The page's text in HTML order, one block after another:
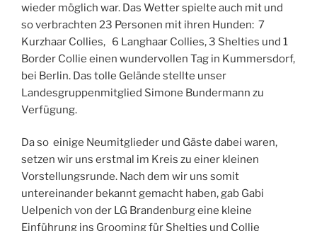
wieder möglich war. Das Wetter spielte auch mit und
so verbrachten 23 Personen mit ihren Hunden: 7
Kurzhaar Collies, 6 Langhaar Collies, 3 Shelties und 1
Border Collie einen wundervollen Tag in Kummersdorf,
bei Berlin. Das tolle Gelände stellte unser
Landesgruppenmitglied Simone Bundermann zu
Verfügung.
Da so einige Neumitglieder und Gäste dabei waren,
setzen wir uns erstmal im Kreis zu einer kleinen
Vorstellungsrunde. Nach dem wir uns somit
untereinander bekannt gemacht haben, gab Gabi
Uelpenich von der LG Brandenburg eine kleine
Einführung ins Grooming für Shelties und Collie